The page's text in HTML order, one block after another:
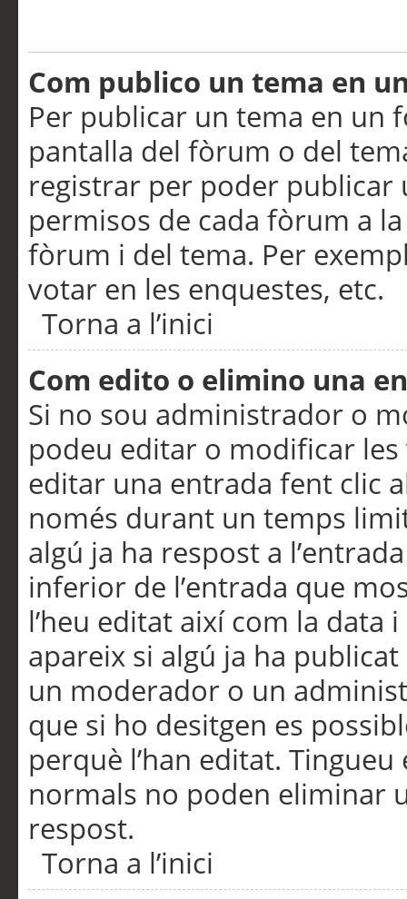
Com publico un tema en
Per publicar un tema en un
pantalla del fòrum o del
registrar per poder publicar
permisos de cada fòrum a
fòrum i del tema. Per
votar en les enquestes, etc.
Torna a l’inici
Com edito o elimino una
Si no sou administrador o
podeu editar o modificar
editar una entrada fent clic
només durant un temps
algú ja ha respost a
inferior de l’entrada que
l’heu editat així com la data
apareix si algú ja ha
un moderador o un
que si ho desitgen es
perquè l’han editat.
normals no poden eliminar
respost.
Torna a l’inici